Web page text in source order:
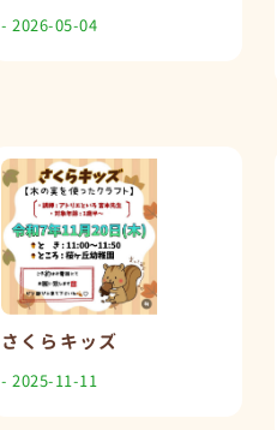
- 2026-05-04
さくらキッズ
- 2025-11-11